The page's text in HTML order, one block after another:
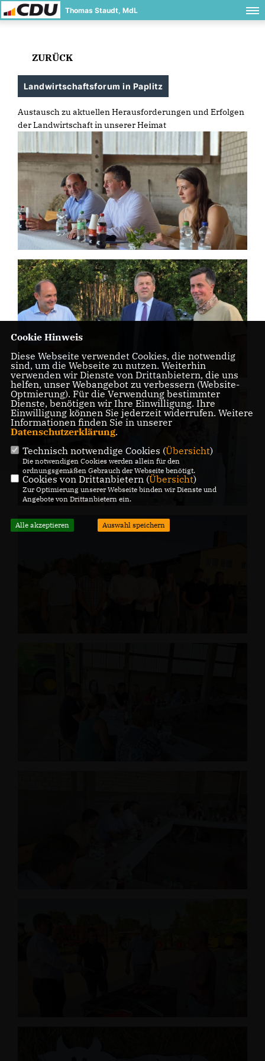
Thomas Staudt, MdL
ZURÜCK
Landwirtschaftsforum in Paplitz
Austausch zu aktuellen Herausforderungen und Erfolgen
der Landwirtschaft in unserer Heimat
Cookie Hinweis
Diese Webseite verwendet Cookies, die notwendig
sind, um die Webseite zu nutzen. Weiterhin
verwenden wir Dienste von Drittanbietern, die uns
helfen, unser Webangebot zu verbessern (Website-
Optmierung). Für die Verwendung bestimmter
Dienste, benötigen wir Ihre Einwilligung. Ihre
Einwilligung können Sie jederzeit widerrufen. Weitere
Informationen finden Sie in unserer
Datenschutzerklärung.
Technisch notwendige Cookies (Übersicht)
Die notwendigen Cookies werden allein für den
ordnungsgemäßen Gebrauch der Webseite benötigt.
Cookies von Drittanbietern (Übersicht)
Zur Optimierung unserer Webseite binden wir Dienste und
Angebote von Drittanbietern ein.
Alle akzeptieren Auswahl speichern